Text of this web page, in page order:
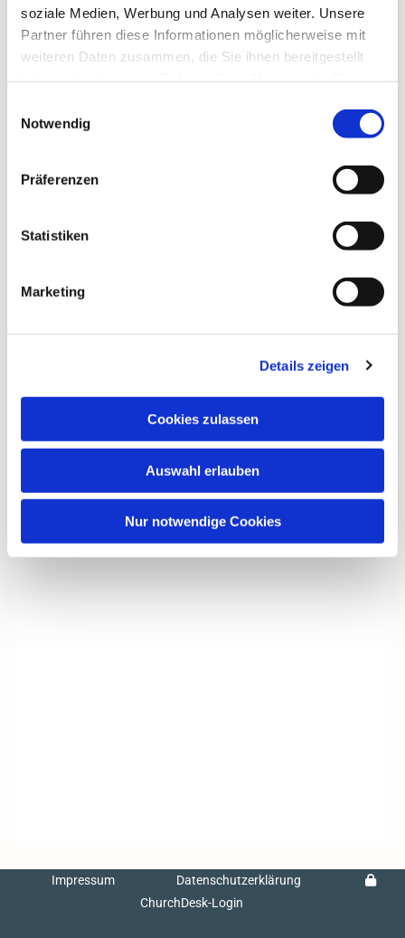
soziale Medien, Werbung und Analysen weiter. Unsere
Partner führen diese Informationen möglicherweise mit
weiteren Daten zusammen, die Sie ihnen bereitgestellt
Notwendig
Präferenzen
Statistiken
Marketing
Details zeigen
Cookies zulassen
Auswahl erlauben
Nur notwendige Cookies
Dies könnte Sie auch
Impressum
Datenschutzerklärung
ChurchDesk-Login